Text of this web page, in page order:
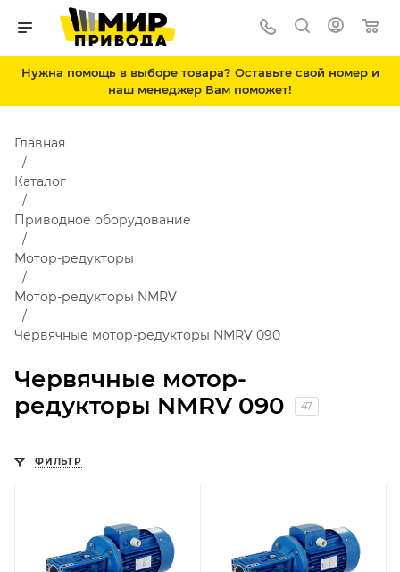
Нужна помощь в выборе товара? Оставьте свой номер и
наш менеджер Вам поможет!
Червячные мотор-
редукторы NMRV 090
47
Главная
Каталог
Приводное оборудование
Мотор-редукторы
Мотор-редукторы NMRV
Червячные мотор-редукторы NMRV 090
ФИЛЬТР